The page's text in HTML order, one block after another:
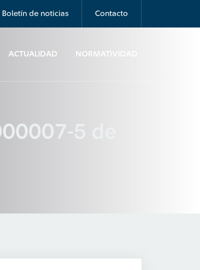
Boletín de noticias Contacto
ACTUALIDAD NORMATIVIDAD
5 de